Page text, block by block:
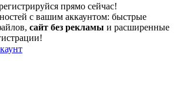
прямо сейчас!
с вашим аккаунтом: быстрые
сайт без рекламы и расширенные